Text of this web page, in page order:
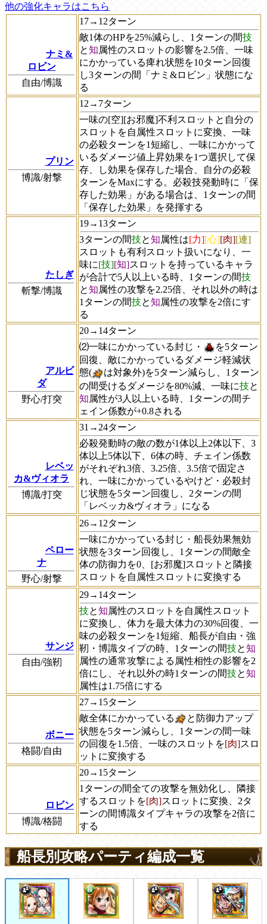
他の強化キャラはこちら
ナミ&
ロビン
自由/博識
17→12ターン
敵1体のHPを25%減らし、1ターンの間技
と知属性のスロットの影響を2.5倍、一味
にかかっている痺れ状態を10ターン回復
し3ターンの間「ナミ&ロビン」状態にな
る
プリン
博識/射撃
12→7ターン
一味の[空][お邪魔]不利スロットと自分の
スロットを自属性スロットに変換、一味
の必殺ターンを1短縮し、一味にかかって
いるダメージ値上昇効果を1つ選択して保
存、し効果を保存した場合、自分の必殺
ターンをMaxにする。必殺技発動時に「保
存した効果」がある場合は、1ターンの間
「保存した効果」を発揮する
たしぎ
斬撃/博識
19→13ターン
3ターンの間技と知属性は[力][心][肉][連]
スロットも有利スロット扱いになり、一
味に[技][知]スロットを持っているキャラ
が合計で5人以上いる時、1ターンの間技
と知属性の攻撃を2.25倍、それ以外の時は
1ターンの間技と知属性の攻撃を2倍にす
る
アルビ
ダ
野心/打突
20→14ターン
⑵一味にかかっている封じ・
を5ターン
回復、敵にかかっているダメージ軽減状
態(
は対象外)を5ターン減らし、1ターン
の間受けるダメージを80%減、一味に技と
知属性が3人以上いる時、1ターンの間チ
ェイン係数が+0.8される
レベッ
カ&ヴィオラ
博識/打突
31→24ターン
必殺発動時の敵の数が1体以上2体以下、3
体以上5体以下、6体の時、チェイン係数
がそれぞれ3倍、3.25倍、3.5倍で固定さ
れ、一味にかかっているやけど・必殺封
じ状態を5ターン回復し、2ターンの間
「レベッカ&ヴィオラ」になる
ペロー
ナ
野心/射撃
26→12ターン
一味にかかっている封じ・船長効果無効
状態を3ターン回復し、1ターンの間敵全
体の防御力を0、[お邪魔]スロットと隣接
スロットを自属性スロットに変換する
サンジ
自由/強靭
29→14ターン
技と知属性のスロットを自属性スロット
に変換し、体力を最大体力の30%回復、一
味の必殺ターンを1短縮、船長が自由・強
靭・博識タイプの時、1ターンの間技と知
属性の通常攻撃による属性相性の影響を2
倍にし、それ以外の時1ターンの間技と知
属性は1.75倍にする
ボニー
格闘/自由
27→15ターン
敵全体にかかっている
と防御力アップ
状態を5ターン減らし、1ターンの間一味
の回復を1.5倍、一味のスロットを[肉]スロ
ットに変換する
ロビン
博識/格闘
20→15ターン
1ターンの間全ての攻撃を無効化し、隣接
するスロットを[肉]スロットに変換、2タ
ーンの間博識タイプキャラの攻撃を2倍に
する
船長別攻略パーティ編成一覧